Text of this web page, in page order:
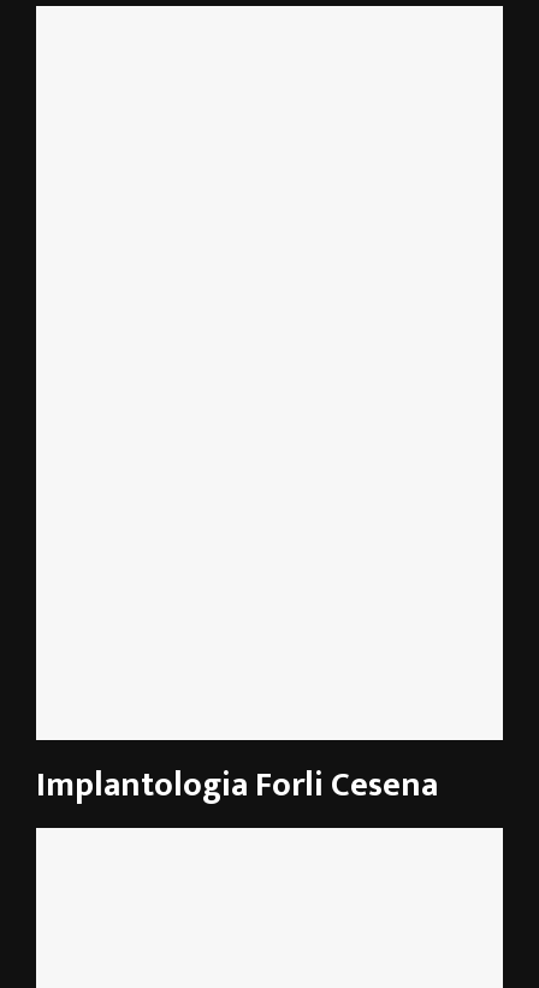
Implantologia Forli Cesena